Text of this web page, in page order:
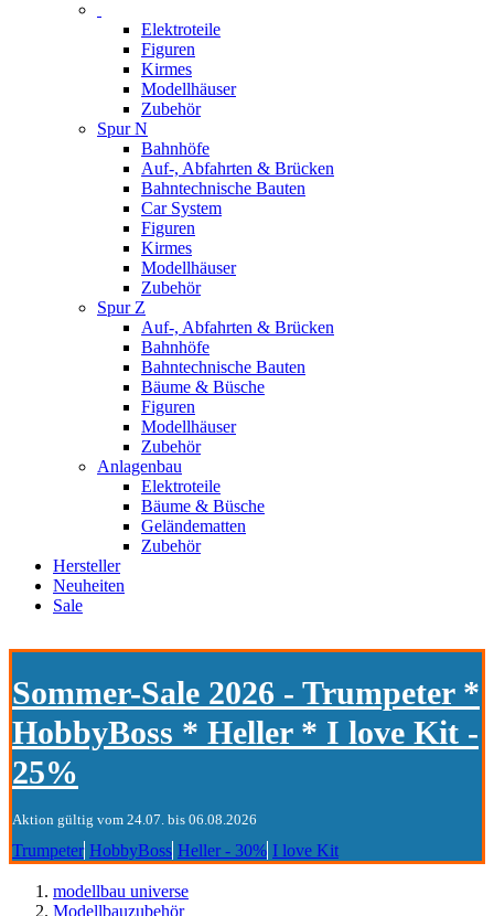
Elektroteile
Figuren
Kirmes
Modellhäuser
Zubehör
Spur N
Bahnhöfe
Auf-, Abfahrten & Brücken
Bahntechnische Bauten
Car System
Figuren
Kirmes
Modellhäuser
Zubehör
Spur Z
Auf-, Abfahrten & Brücken
Bahnhöfe
Bahntechnische Bauten
Bäume & Büsche
Figuren
Modellhäuser
Zubehör
Anlagenbau
Elektroteile
Bäume & Büsche
Geländematten
Zubehör
Hersteller
Neuheiten
Sale
Sommer-Sale 2026 - Trumpeter *
HobbyBoss * Heller * I love Kit -
25%
Aktion gültig vom 24.07. bis 06.08.2026
Trumpeter HobbyBoss Heller - 30% I love Kit
modellbau universe
Modellbauzubehör